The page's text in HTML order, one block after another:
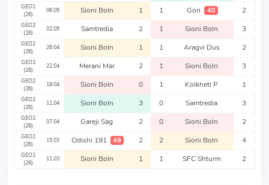
GEO2
(26)
06.05 Sioni Boln 1 1 Gori 40 2
GEO2
(26)
02.05 Samtredia 2 1 Sioni Boln 3
GEO2
(26)
26.04 Sioni Boln 1 1 Aragvi Dus 2
GEO2
(26)
22.04 Merani Mar 2 1 Sioni Boln 3
GEO2
(26)
18.04 Sioni Boln 0 1 Kolkheti P 1
GEO2
(26)
11.04 Sioni Boln 3 0 Samtredia 3
GEO2
(26)
07.04 Gareji Sag 2 0 Sioni Boln 2
GEO2
(26)
15.03 Odishi 191 49 2 2 Sioni Boln 4
GEO2
(26)
11.03 Sioni Boln 1 1 SFC Shturm 2